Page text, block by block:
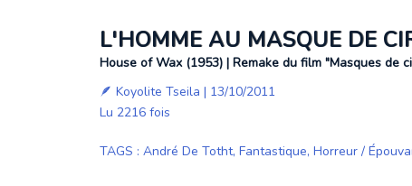
L'HOMME AU MASQUE DE
House of Wax (1953) | Remake du film "Masques de
🪶 Koyolite Tseila | 13/10/2011
Lu 2216 fois
TAGS : André De Totht, Fantastique, Horreur /